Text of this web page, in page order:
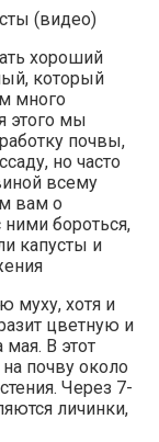
(видео)
хороший
, который
много
этого мы
почвы,
но часто
всему
вам о
ними бороться,
капусты и
муху, хотя и
цветную и
мая. В этот
почву около
Через 7-
личинки,